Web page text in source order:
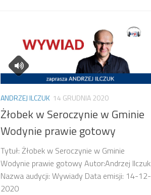
ANDRZEJ ILCZUK 14 GRUDNIA 2020
Żłobek w Seroczynie w Gminie
Wodynie prawie gotowy
Tytuł: Żłobek w Seroczynie w Gminie
Wodynie prawie gotowy Autor:Andrzej Ilczuk
Nazwa audycji: Wywiady Data emisji: 14-12-
2020